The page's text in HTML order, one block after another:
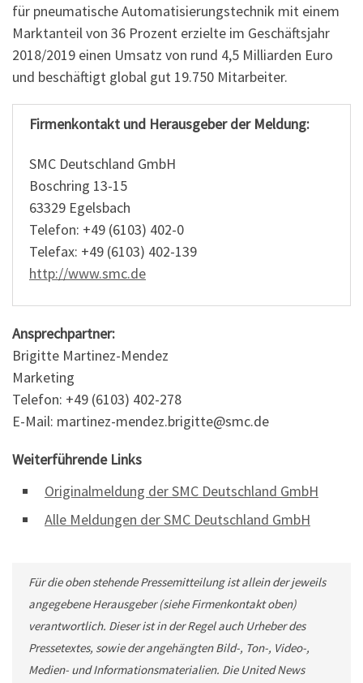
für pneumatische Automatisierungstechnik mit einem
Marktanteil von 36 Prozent erzielte im Geschäftsjahr
2018/2019 einen Umsatz von rund 4,5 Milliarden Euro
und beschäftigt global gut 19.750 Mitarbeiter.
Firmenkontakt und Herausgeber der Meldung:
SMC Deutschland GmbH
Boschring 13-15
63329 Egelsbach
Telefon: +49 (6103) 402-0
Telefax: +49 (6103) 402-139
http://www.smc.de
Ansprechpartner:
Brigitte Martinez-Mendez
Marketing
Telefon: +49 (6103) 402-278
E-Mail: martinez-mendez.brigitte@smc.de
Weiterführende Links
Originalmeldung der SMC Deutschland GmbH
Alle Meldungen der SMC Deutschland GmbH
Für die oben stehende Pressemitteilung ist allein der jeweils
angegebene Herausgeber (siehe Firmenkontakt oben)
verantwortlich. Dieser ist in der Regel auch Urheber des
Pressetextes, sowie der angehängten Bild-, Ton-, Video-,
Medien- und Informationsmaterialien. Die United News